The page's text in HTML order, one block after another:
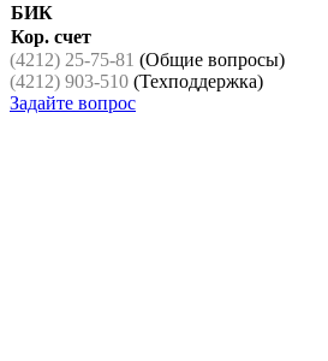
БИК
Кор. счет
(4212) 25-75-81 (Общие вопросы)
(4212) 903-510 (Техподдержка)
Задайте вопрос